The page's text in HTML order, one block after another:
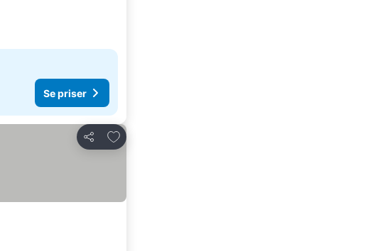
Se priser
Del
Føj til favoritter